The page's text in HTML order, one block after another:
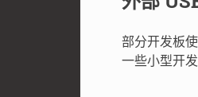
部分开发板
一些小型开